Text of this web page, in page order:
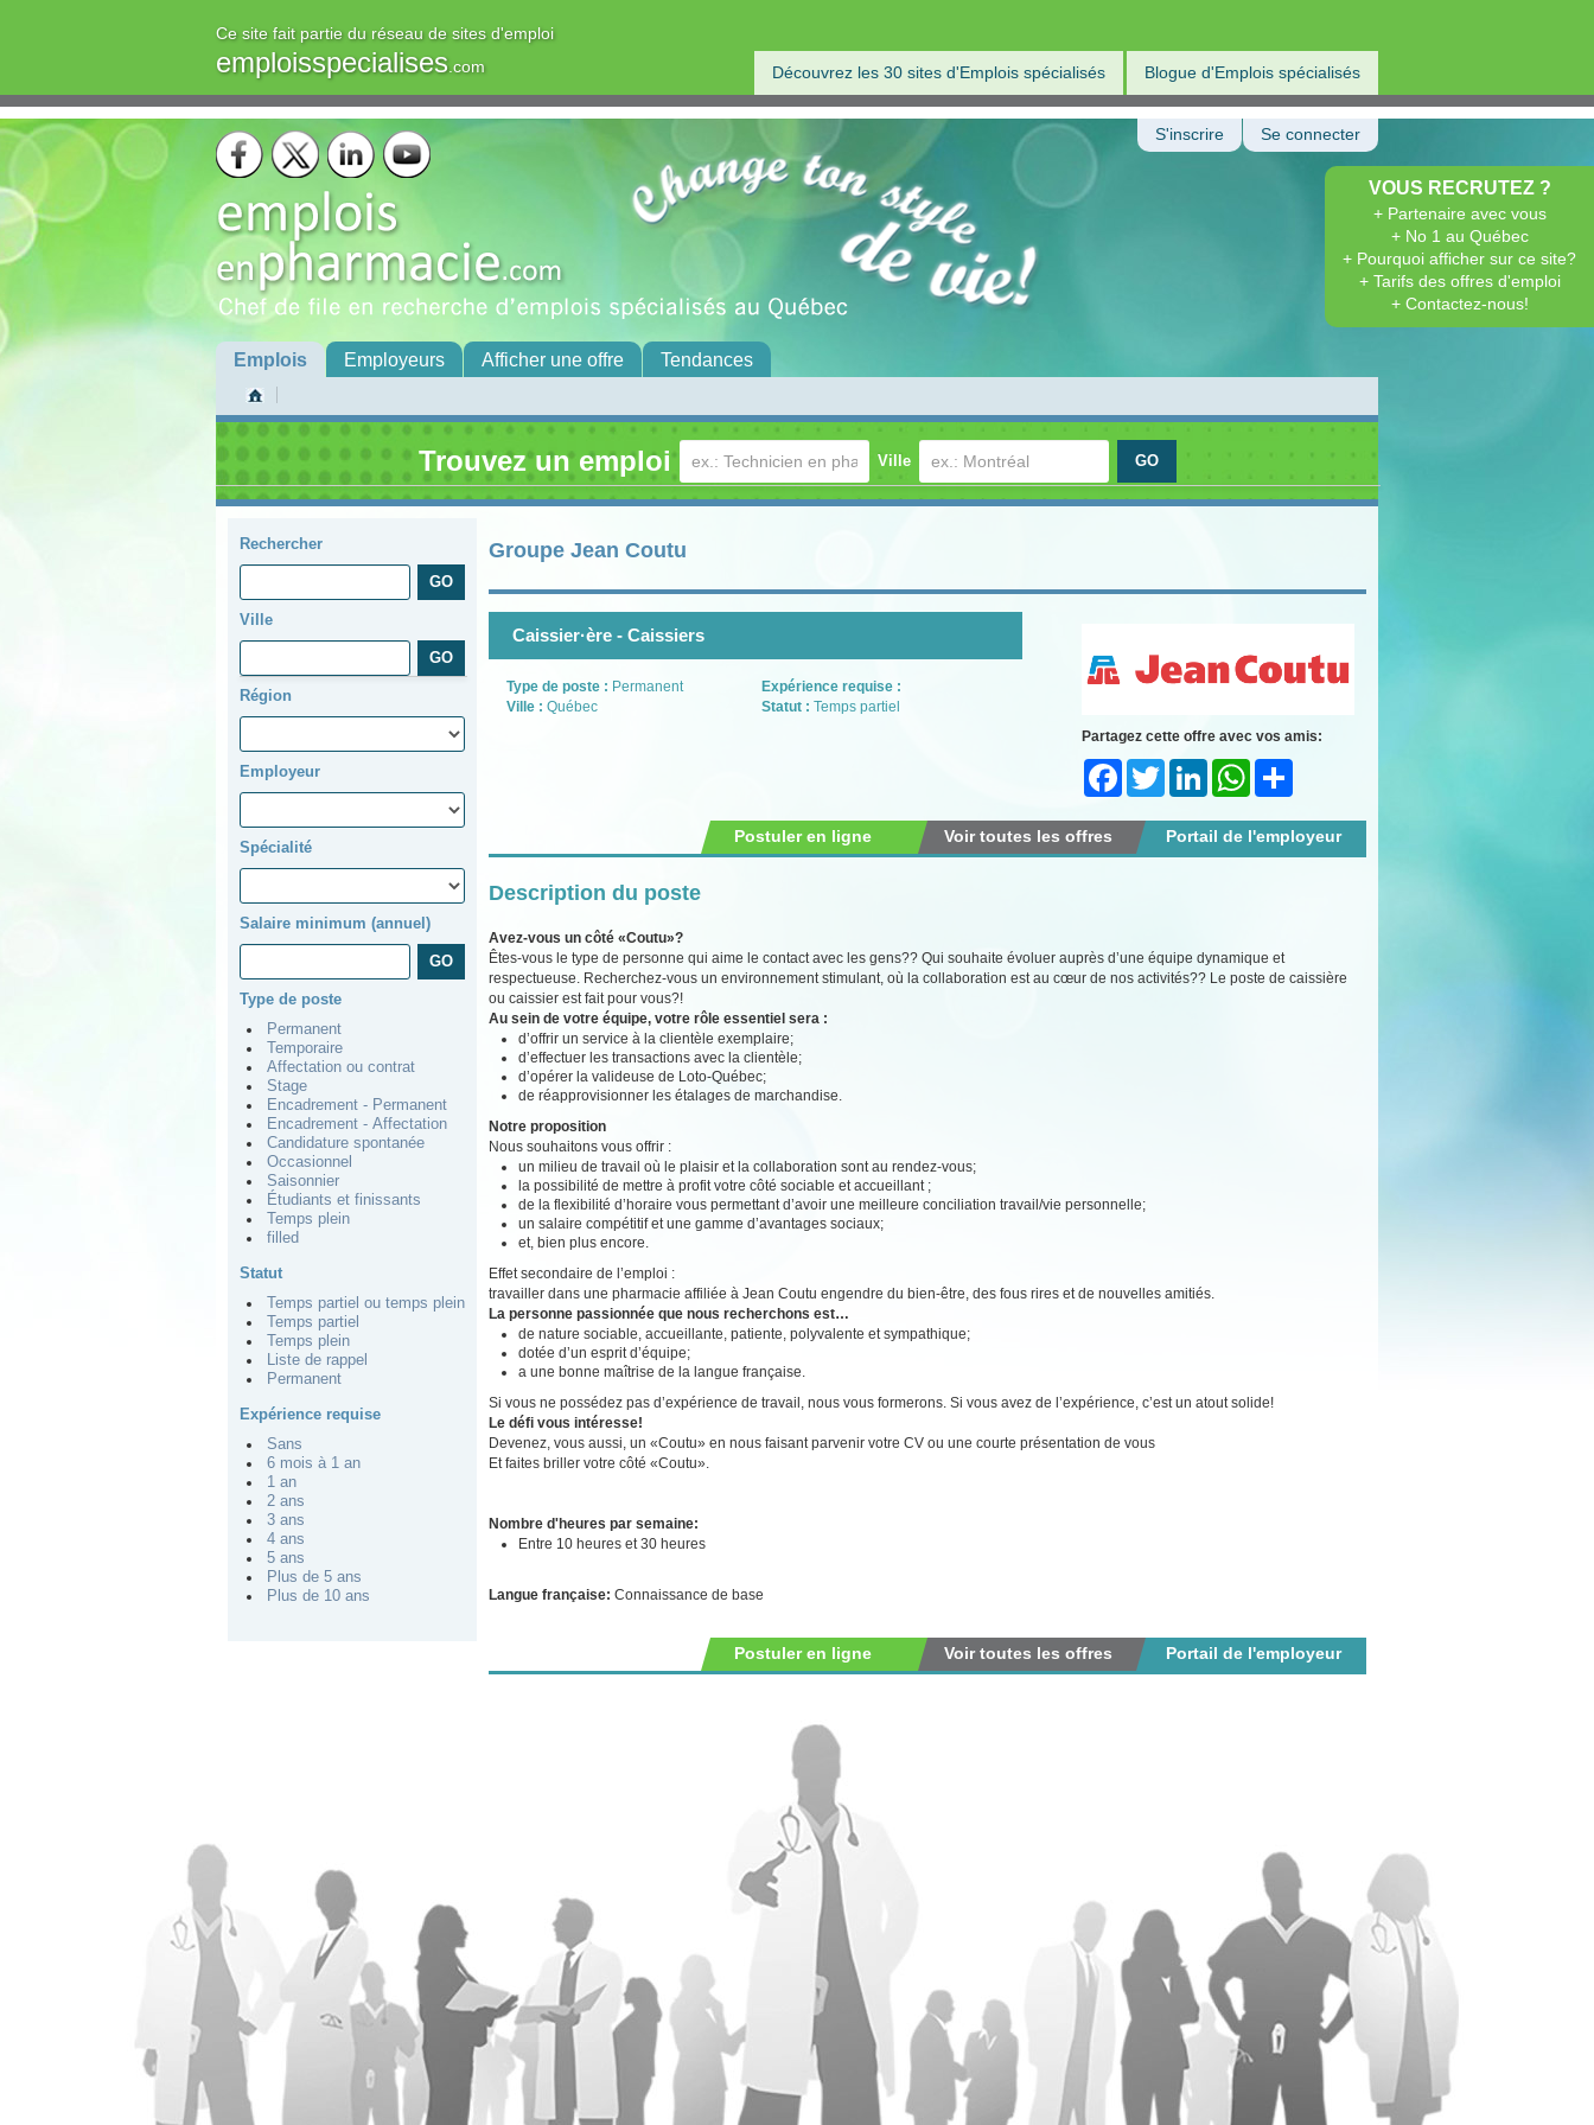
Ce site fait partie du réseau de sites d'emploi
emploisspecialises.com Découvrez les 30 sites d'Emplois spécialisés Blogue d'Emplois spécialisés
VOUS RECRUTEZ ?
+ Partenaire avec vous
+ No 1 au Québec
+ Pourquoi afficher sur ce site?
+ Tarifs des offres d'emploi
+ Contactez-nous!
S'inscrire Se connecter
Emplois Employeurs Afficher une offre Tendances
Trouvez un emploi Ville
Rechercher
Ville
Région
Employeur
Spécialité
Salaire minimum (annuel)
Type de poste
Permanent
Temporaire
Affectation ou contrat
Stage
Encadrement - Permanent
Encadrement - Affectation
Candidature spontanée
Occasionnel
Saisonnier
Étudiants et finissants
Temps plein
filled
Statut
Temps partiel ou temps plein
Temps partiel
Temps plein
Liste de rappel
Permanent
Expérience requise
Sans
6 mois à 1 an
1 an
2 ans
3 ans
4 ans
5 ans
Plus de 5 ans
Plus de 10 ans
Groupe Jean Coutu
Caissier·ère - Caissiers
Type de poste : Permanent
Ville : Québec
Expérience requise :
Statut : Temps partiel
Partagez cette offre avec vos amis:
FacebookTwitter LinkedInWhatsApp
Portail de l'employeur
Voir toutes les offres
Postuler en ligne
Description du poste
Avez-vous un côté «Coutu»?
Êtes-vous le type de personne qui aime le contact avec les gens?? Qui souhaite évoluer auprès d’une équipe dynamique et
respectueuse. Recherchez-vous un environnement stimulant, où la collaboration est au cœur de nos activités?? Le poste de caissière
ou caissier est fait pour vous?!
Au sein de votre équipe, votre rôle essentiel sera :
d’offrir un service à la clientèle exemplaire;
d’effectuer les transactions avec la clientèle;
d’opérer la valideuse de Loto-Québec;
de réapprovisionner les étalages de marchandise.
Notre proposition
Nous souhaitons vous offrir :
un milieu de travail où le plaisir et la collaboration sont au rendez-vous;
la possibilité de mettre à profit votre côté sociable et accueillant ;
de la flexibilité d’horaire vous permettant d’avoir une meilleure conciliation travail/vie personnelle;
un salaire compétitif et une gamme d’avantages sociaux;
et, bien plus encore.
Effet secondaire de l’emploi :
travailler dans une pharmacie affiliée à Jean Coutu engendre du bien-être, des fous rires et de nouvelles amitiés.
La personne passionnée que nous recherchons est…
de nature sociable, accueillante, patiente, polyvalente et sympathique;
dotée d’un esprit d’équipe;
a une bonne maîtrise de la langue française.
Si vous ne possédez pas d’expérience de travail, nous vous formerons. Si vous avez de l’expérience, c’est un atout solide!
Le défi vous intéresse!
Devenez, vous aussi, un «Coutu» en nous faisant parvenir votre CV ou une courte présentation de vous
Et faites briller votre côté «Coutu».
Nombre d'heures par semaine:
Entre 10 heures et 30 heures
Langue française: Connaissance de base
Portail de l'employeur
Voir toutes les offres
Postuler en ligne